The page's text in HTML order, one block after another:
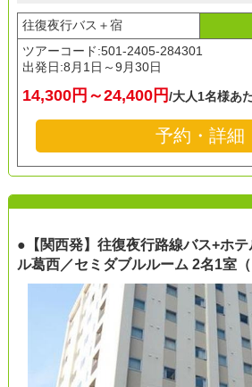
往復夜行バス＋宿
ツアーコード:501-2405-284301
出発日:8月1日～9月30日
14,300円～24,400円/大人1名様あ
予約・詳細
●【関西発】往復夜行路線バス+ホ
ル葛西／セミダブルルーム 2名1室（